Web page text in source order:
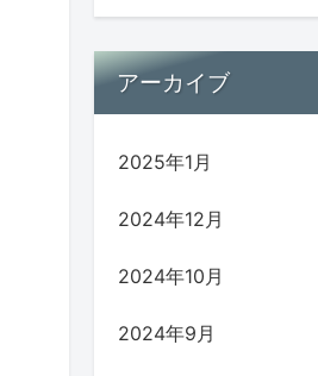
アーカイブ
2025年1月
2024年12月
2024年10月
2024年9月